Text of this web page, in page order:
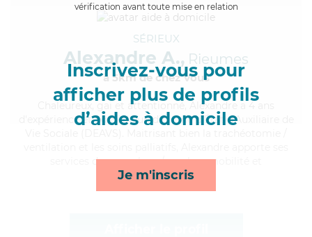
vérification avant toute mise en relation
Inscrivez-vous pour
afficher plus de profils
d’aides à domicile
Je m'inscris
SÉRIEUX
Alexandre A., Rieumes
à 5km de chez Vous
, gai et attentionné, Alexandre a 4 ans
d'expérience et possède un diplôme d'État d'Auxiliaire de
services de repas, lever/coucher, mobilité et
toilette/habillage*